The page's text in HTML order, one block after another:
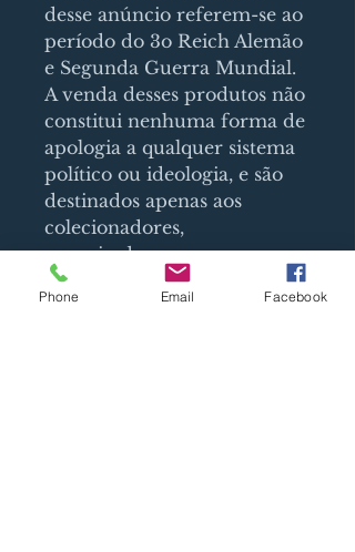
desse anúncio referem-se ao
período do 3o Reich Alemão
e Segunda Guerra Mundial.
A venda desses produtos não
constitui nenhuma forma de
apologia a qualquer sistema
político ou ideologia, e são
destinados apenas aos
colecionadores,
pesquisadores e
historiadores.
Phone Email Facebook